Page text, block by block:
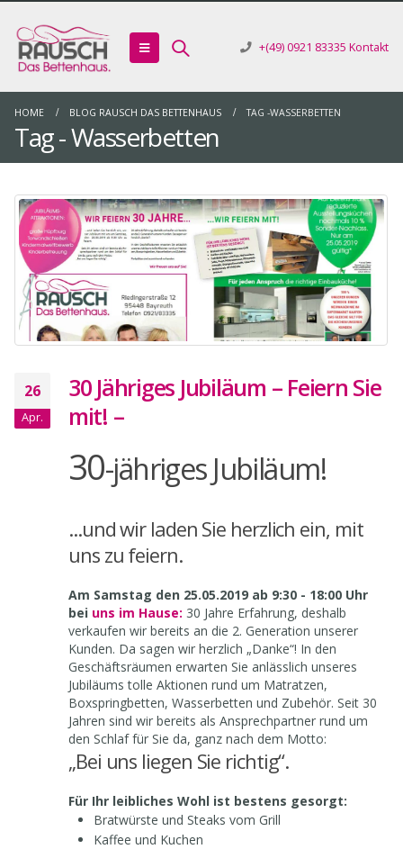
+(49) 0921 83335 Kontakt
HOME BLOG RAUSCH DAS BETTENHAUS TAG -WASSERBETTEN
Tag - Wasserbetten
26
Apr.
30 Jähriges Jubiläum – Feiern Sie
mit! –
30-jähriges Jubiläum!
...und wir laden Sie herzlich ein, mit
uns zu feiern.
Am Samstag den 25.05.2019 ab 9:30 - 18:00 Uhr
bei uns im Hause: 30 Jahre Erfahrung, deshalb
verkaufen wir bereits an die 2. Generation unserer
Kunden. Da sagen wir herzlich „Danke“! In den
Geschäftsräumen erwarten Sie anlässlich unseres
Jubiläums tolle Aktionen rund um Matratzen,
Boxspringbetten, Wasserbetten und Zubehör. Seit 30
Jahren sind wir bereits als Ansprechpartner rund um
den Schlaf für Sie da, ganz nach dem Motto:
„Bei uns liegen Sie richtig“.
Für Ihr leibliches Wohl ist bestens gesorgt:
Bratwürste und Steaks vom Grill
Kaffee und Kuchen